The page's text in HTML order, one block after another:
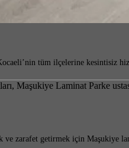
tüm ilçelerine kesintisiz
zarafet getirmek için Maşukiye